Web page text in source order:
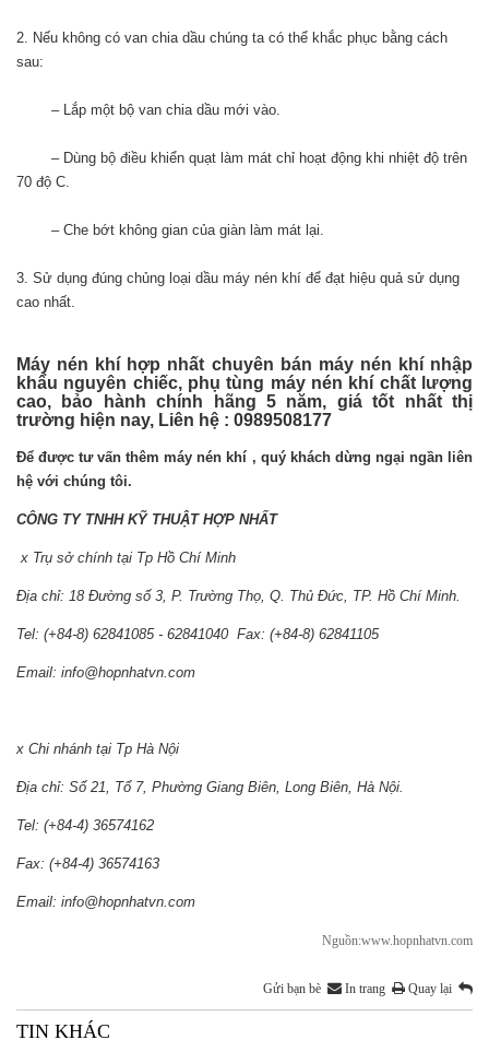
2. Nếu không có van chia dầu chúng ta có thể khắc phục bằng cách
sau:
– Lắp một bộ van chia dầu mới vào.
– Dùng bộ điều khiển quạt làm mát chỉ hoạt động khi nhiệt độ trên
70 độ C.
– Che bớt không gian của giàn làm mát lại.
3. Sử dụng đúng chủng loại dầu máy nén khí để đạt hiệu quả sử dụng
cao nhất.
Máy nén khí hợp nhất chuyên bán máy nén khí nhập
khẩu nguyên chiếc, phụ tùng máy nén khí chất lượng
cao, bảo hành chính hãng 5 năm, giá tốt nhất thị
trường hiện nay, Liên hệ : 0989508177
Để được tư vấn thêm máy nén khí , quý khách dừng ngại ngần liên
hệ với chúng tôi.
CÔNG TY TNHH KỸ THUẬT HỢP NHẤT
x Trụ sở chính tại Tp Hồ Chí Minh
Địa chỉ: 18 Đường số 3, P. Trường Thọ, Q. Thủ Đức, TP. Hồ Chí Minh.
Tel: (+84-8) 62841085 - 62841040 Fax: (+84-8) 62841105
Email: info@hopnhatvn.com
x Chi nhánh tại Tp Hà Nội
Địa chỉ: Số 21, Tổ 7, Phường Giang Biên, Long Biên, Hà Nội.
Tel: (+84-4) 36574162
Fax: (+84-4) 36574163
Email: info@hopnhatvn.com
Nguồn:www.hopnhatvn.com
Gửi bạn bè In trang Quay lại
TIN KHÁC